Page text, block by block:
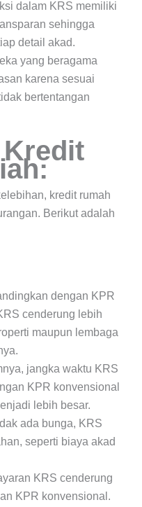
dalam KRS memiliki
sehingga
detail akad.
yang beragama
karena sesuai
bertentangan
kredit rumah
Berikut adalah
dengan KPR
cenderung lebih
maupun lembaga
jangka waktu KRS
KPR konvensional
lebih besar.
ada bunga, KRS
seperti biaya akad
KRS cenderung
KPR konvensional.